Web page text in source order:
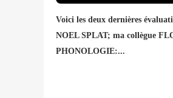
Voici les deux dernières
NOEL SPLAT; ma collègue
PHONOLOGIE:...